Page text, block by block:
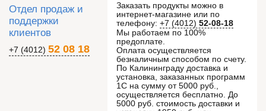
Отдел продаж и
поддержки
клиентов
+7 (4012) 52 08 18
Заказать продукты можно в
интернет-магазине или по
телефону: +7 (4012) 52-08-18
Мы работаем по 100%
предоплате.
Оплата осуществляется
безналичным способом по счету.
По Калининграду доставка и
установка, заказанных программ
1С на сумму от 5000 руб.,
осуществляется бесплатно. До
5000 руб. стоимость доставки и